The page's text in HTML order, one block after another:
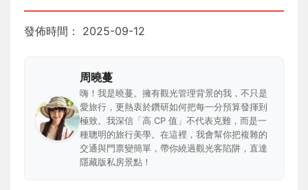
發佈時間： 2025-09-12
周曉蔓
嗨！我是曉蔓。擁有觀光管理背景的我，不只是
愛旅行，更熱衷於鑽研如何把每一分預算發揮到
極致。我深信「高 CP 值」不代表克難，而是一
種聰明的旅行美學。在這裡，我會幫你把複雜的
交通與門票變簡單，帶你繞過觀光客陷阱，直達
隱藏版私房景點！